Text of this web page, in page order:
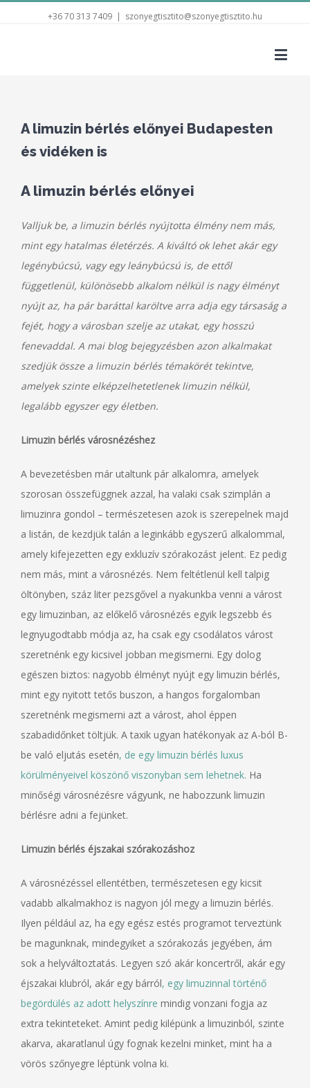
+36 70 313 7409 | szonyegtisztito@szonyegtisztito.hu
A limuzin bérlés előnyei Budapesten
és vidéken is
A limuzin bérlés előnyei
Valljuk be, a limuzin bérlés nyújtotta élmény nem más,
mint egy hatalmas életérzés. A kiváltó ok lehet akár egy
legénybúcsú, vagy egy leánybúcsú is, de ettől
függetlenül, különösebb alkalom nélkül is nagy élményt
nyújt az, ha pár baráttal karöltve arra adja egy társaság a
fejét, hogy a városban szelje az utakat, egy hosszú
fenevaddal. A mai blog bejegyzésben azon alkalmakat
szedjük össze a limuzin bérlés témakörét tekintve,
amelyek szinte elképzelhetetlenek limuzin nélkül,
legalább egyszer egy életben.
Limuzin bérlés városnézéshez
A bevezetésben már utaltunk pár alkalomra, amelyek
szorosan összefüggnek azzal, ha valaki csak szimplán a
limuzinra gondol – természetesen azok is szerepelnek majd
a listán, de kezdjük talán a leginkább egyszerű alkalommal,
amely kifejezetten egy exkluzív szórakozást jelent. Ez pedig
nem más, mint a városnézés. Nem feltétlenül kell talpig
öltönyben, száz liter pezsgővel a nyakunkba venni a várost
egy limuzinban, az előkelő városnézés egyik legszebb és
legnyugodtabb módja az, ha csak egy csodálatos várost
szeretnénk egy kicsivel jobban megismerni. Egy dolog
egészen biztos: nagyobb élményt nyújt egy limuzin bérlés,
mint egy nyitott tetős buszon, a hangos forgalomban
szeretnénk megismerni azt a várost, ahol éppen
szabadidőnket töltjük. A taxik ugyan hatékonyak az A-ból B-
be való eljutás esetén, de egy limuzin bérlés luxus
körülményeivel köszönő viszonyban sem lehetnek. Ha
minőségi városnézésre vágyunk, ne habozzunk limuzin
bérlésre adni a fejünket.
Limuzin bérlés éjszakai szórakozáshoz
A városnézéssel ellentétben, természetesen egy kicsit
vadabb alkalmakhoz is nagyon jól megy a limuzin bérlés.
Ilyen például az, ha egy egész estés programot terveztünk
be magunknak, mindegyiket a szórakozás jegyében, ám
sok a helyváltoztatás. Legyen szó akár koncertről, akár egy
éjszakai klubról, akár egy bárról, egy limuzinnal történő
begördülés az adott helyszínre mindig vonzani fogja az
extra tekinteteket. Amint pedig kilépünk a limuzinból, szinte
akarva, akaratlanul úgy fognak kezelni minket, mint ha a
vörös szőnyegre léptünk volna ki.